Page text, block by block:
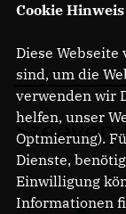
Steeven
Cookie Hinweis
Diese
sind, um die
verwenden wir
helfen, unser
Optmierung).
Dienste,
Einwilligung
Informationen